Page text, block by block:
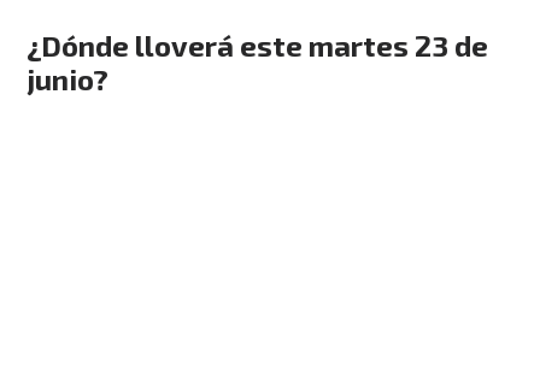
¿Dónde lloverá este martes 23 de
junio?